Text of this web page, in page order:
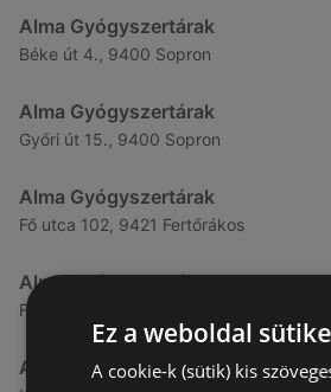
Alma Gyógyszertárak
Béke út 4., 9400 Sopron
Alma Gyógyszertárak
Győri út 15., 9400 Sopron
Alma Gyógyszertárak
Fő utca 102, 9421 Fertőrákos
Alma Gyógyszertárak
Fő Utca 102., 9421 Sopron
Alma Gyógyszertárak
Ez a weboldal
A cookie-k (sütik) kis